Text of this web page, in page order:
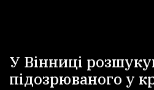
У Вінниці
підозрюваного у